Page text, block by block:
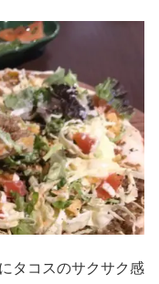
タコスのサクサク感